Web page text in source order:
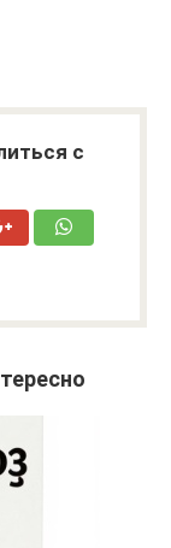
с